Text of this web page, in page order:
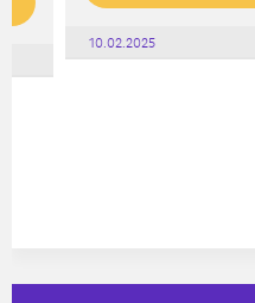
10.02.2025